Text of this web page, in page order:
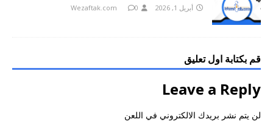
أبريل 1, 2026 Wezaftak.com 0
قم بكتابة اول تعليق
Leave a Reply
لن يتم نشر بريدك الالكتروني في اللعن